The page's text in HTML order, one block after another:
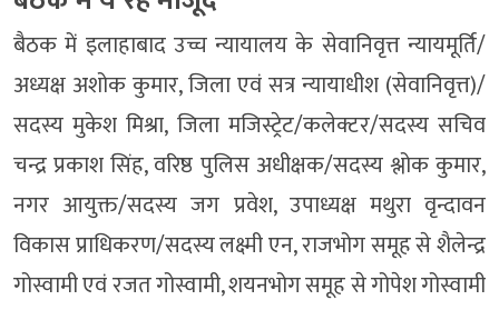
बैठक में इलाहाबाद उच्च न्यायालय के सेवानिवृत्त न्यायमूर्ति/
अध्यक्ष अशोक कुमार, जिला एवं सत्र न्यायाधीश (सेवानिवृत्त)/
सदस्य मुकेश मिश्रा, जिला मजिस्ट्रेट/कलेक्टर/सदस्य सचिव
चन्द्र प्रकाश सिंह, वरिष्ठ पुलिस अधीक्षक/सदस्य श्लोक कुमार,
नगर आयुक्त/सदस्य जग प्रवेश, उपाध्यक्ष मथुरा वृन्दावन
विकास प्राधिकरण/सदस्य लक्ष्मी एन, राजभोग समूह से शैलेन्द्र
गोस्वामी एवं रजत गोस्वामी, शयनभोग समूह से गोपेश गोस्वामी